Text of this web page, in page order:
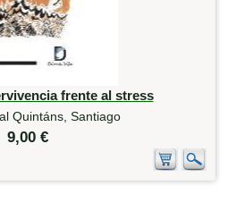
frente al stress
Quintáns, Santiago
9,00 €